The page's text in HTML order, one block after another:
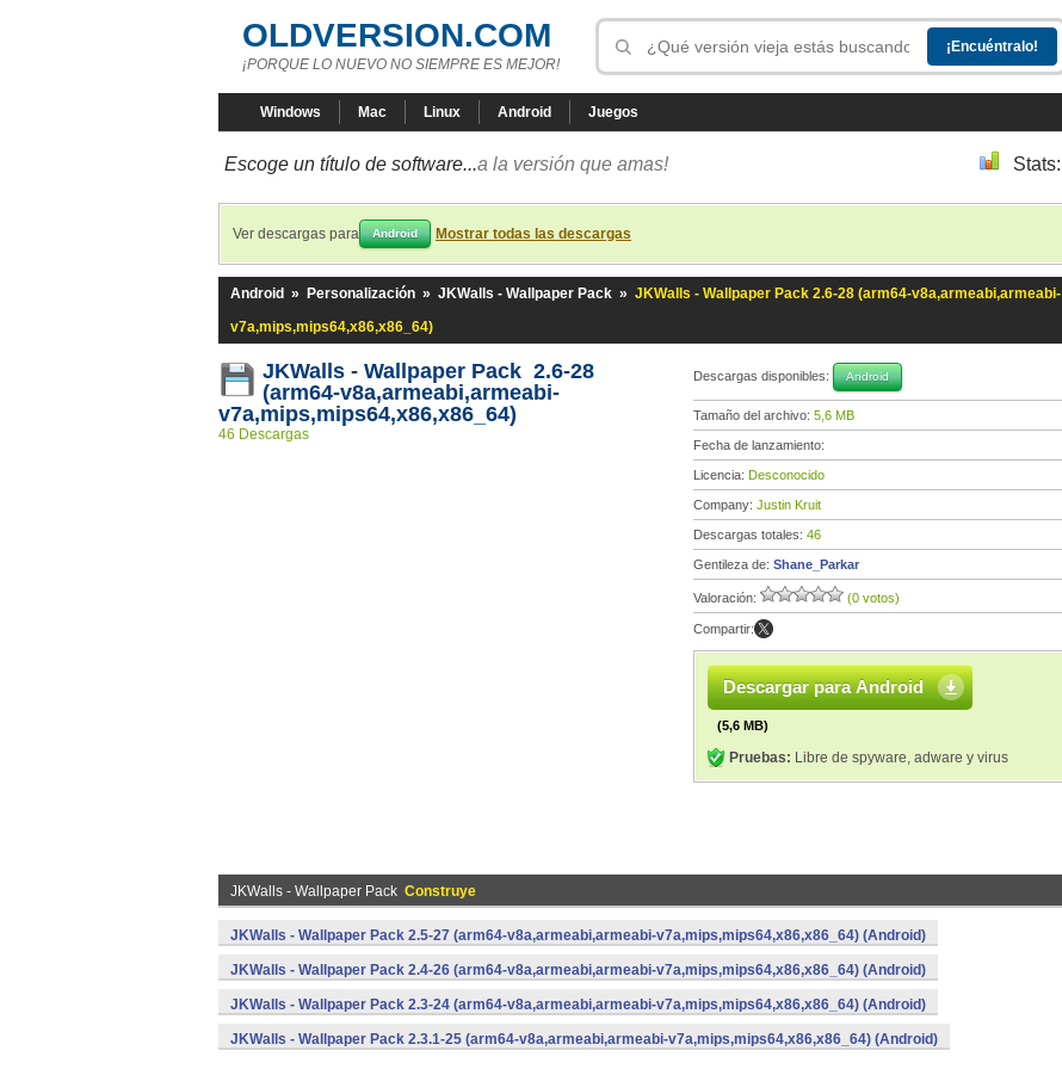
OLDVERSION.COM
¡PORQUE LO NUEVO NO SIEMPRE ES MEJOR!
Windows Mac Linux Android Juegos
Escoge un título de software...a la versión que amas! Stats:
Ver descargas para Android Mostrar todas las descargas
Android » Personalización » JKWalls - Wallpaper Pack » JKWalls - Wallpaper Pack 2.6-28 (arm64-v8a,armeabi,armeabi-
v7a,mips,mips64,x86,x86_64)
JKWalls - Wallpaper Pack 2.6-28
(arm64-v8a,armeabi,armeabi-
v7a,mips,mips64,x86,x86_64)
46 Descargas
Descargas disponibles: Android
Tamaño del archivo: 5,6 MB
Fecha de lanzamiento:
Licencia: Desconocido
Company: Justin Kruit
Descargas totales: 46
Gentileza de: Shane_Parkar
Valoración: (0 votos)
Compartir:
Descargar para Android
(5,6 MB)
Pruebas: Libre de spyware, adware y virus
JKWalls - Wallpaper Pack Construye
JKWalls - Wallpaper Pack 2.5-27 (arm64-v8a,armeabi,armeabi-v7a,mips,mips64,x86,x86_64) (Android)
JKWalls - Wallpaper Pack 2.4-26 (arm64-v8a,armeabi,armeabi-v7a,mips,mips64,x86,x86_64) (Android)
JKWalls - Wallpaper Pack 2.3-24 (arm64-v8a,armeabi,armeabi-v7a,mips,mips64,x86,x86_64) (Android)
JKWalls - Wallpaper Pack 2.3.1-25 (arm64-v8a,armeabi,armeabi-v7a,mips,mips64,x86,x86_64) (Android)